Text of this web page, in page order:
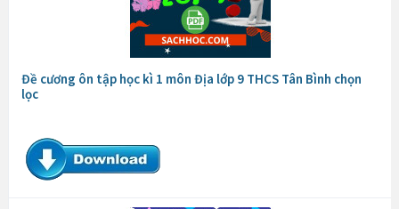
Đề cương ôn tập học kì 1 môn Địa lớp 9 THCS Tân Bình chọn
lọc